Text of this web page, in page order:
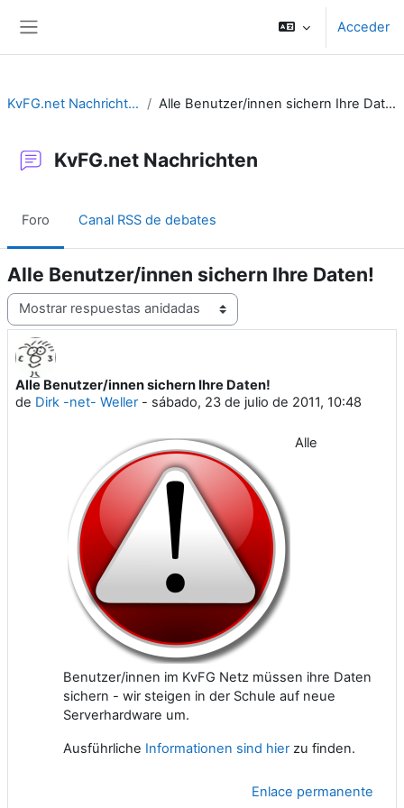
Acceder
KvFG.net Nachrichten Alle Benutzer/innen sichern Ihre Daten!
KvFG.net Nachrichten
Foro Canal RSS de debates
Alle Benutzer/innen sichern Ihre Daten!
Mostrar modo
Alle Benutzer/innen sichern Ihre Daten!
de Dirk -net- Weller- sábado, 23 de julio de 2011, 10:48
Número de respuestas: 0
Alle
Benutzer/innen im KvFG Netz müssen ihre Daten
sichern - wir steigen in der Schule auf neue
Serverhardware um.
Ausführliche Informationen sind hierzu finden.
Enlace permanente